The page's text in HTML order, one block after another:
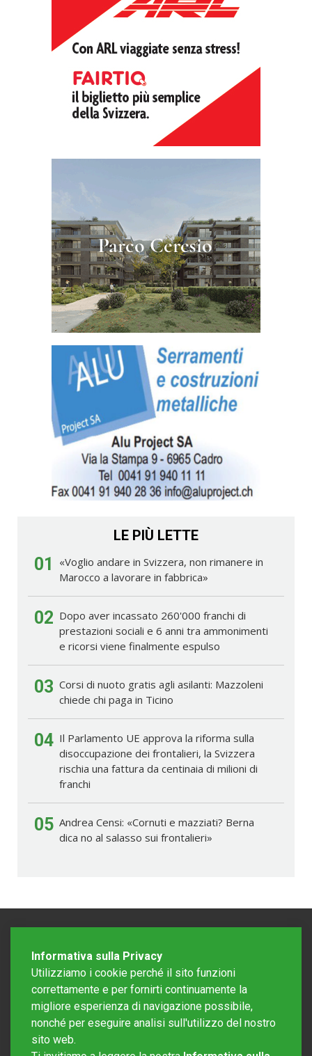
LE PIÙ LETTE
01
«Voglio andare in Svizzera, non rimanere in
Marocco a lavorare in fabbrica»
02 Dopo aver incassato 260'000 franchi di
prestazioni sociali e 6 anni tra ammonimenti
e ricorsi viene finalmente espulso
03 Corsi di nuoto gratis agli asilanti: Mazzoleni
chiede chi paga in Ticino
04 Il Parlamento UE approva la riforma sulla
disoccupazione dei frontalieri, la Svizzera
rischia una fattura da centinaia di milioni di
franchi
05 Andrea Censi: «Cornuti e mazziati? Berna
dica no al salasso sui frontalieri»
Informativa sulla Privacy
Utilizziamo i cookie perché il sito funzioni
correttamente e per fornirti continuamente la
migliore esperienza di navigazione possibile,
nonché per eseguire analisi sull'utilizzo del nostro
sito web.